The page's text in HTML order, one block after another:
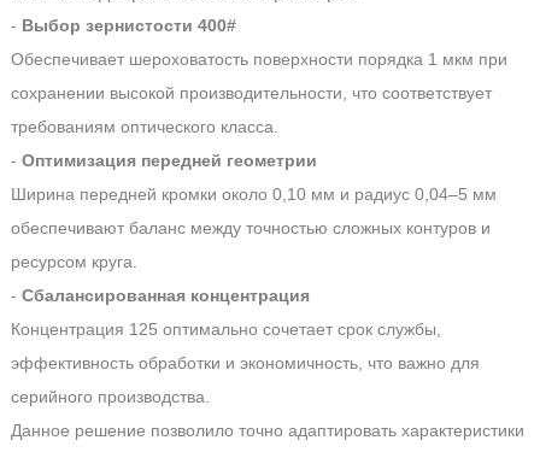
- Выбор зернистости 400#
Обеспечивает шероховатость поверхности порядка 1 мкм при
сохранении высокой производительности, что соответствует
требованиям оптического класса.
- Оптимизация передней геометрии
Ширина передней кромки около 0,10 мм и радиус 0,04–5 мм
обеспечивают баланс между точностью сложных контуров и
ресурсом круга.
- Сбалансированная концентрация
Концентрация 125 оптимально сочетает срок службы,
эффективность обработки и экономичность, что важно для
серийного производства.
Данное решение позволило точно адаптировать характеристики